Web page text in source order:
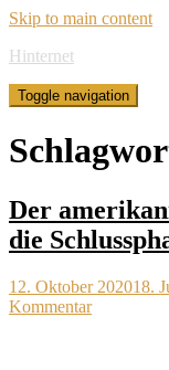
Skip to main content
Hinternet
Toggle navigation
Der
die
12. Oktober 202018.
Kommentar